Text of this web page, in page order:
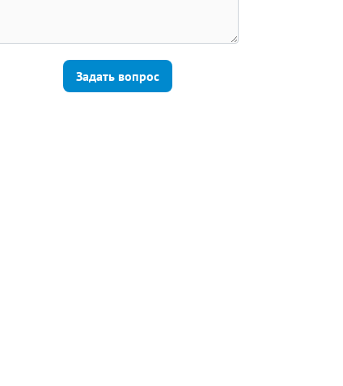
Задать вопрос